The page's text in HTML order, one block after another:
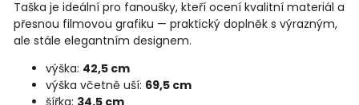
Taška je ideální pro fanoušky, kteří ocení kvalitní materiál a
přesnou filmovou grafiku — praktický doplněk s výrazným,
ale stále elegantním designem.
výška: 42,5 cm
výška včetně uší: 69,5 cm